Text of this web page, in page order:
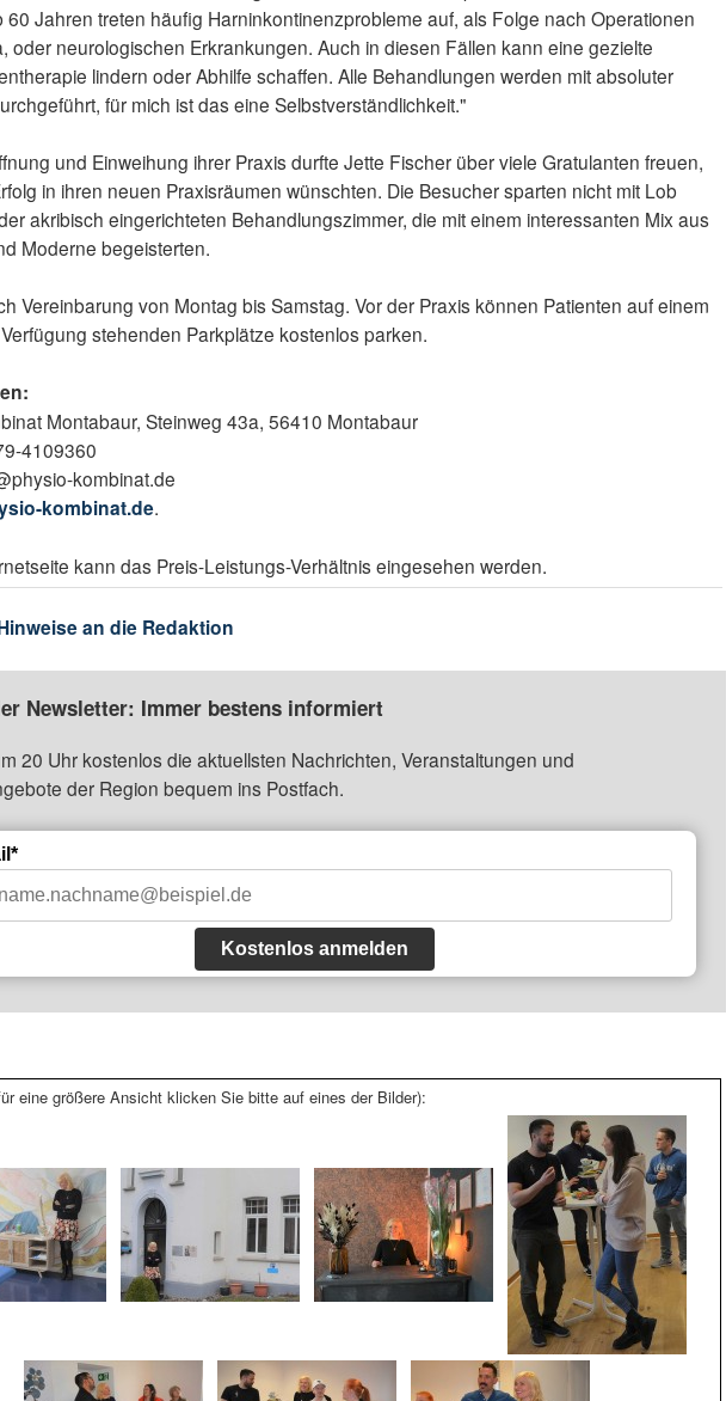
60 Jahren treten häufig Harninkontinenzprobleme auf, als Folge nach Operationen
oder neurologischen Erkrankungen. Auch in diesen Fällen kann eine gezielte
lindern oder Abhilfe schaffen. Alle Behandlungen werden mit absoluter
für mich ist das eine Selbstverständlichkeit."
und Einweihung ihrer Praxis durfte Jette Fischer über viele Gratulanten freuen,
in ihren neuen Praxisräumen wünschten. Die Besucher sparten nicht mit Lob
akribisch eingerichteten Behandlungszimmer, die mit einem interessanten Mix aus
Moderne begeisterten.
Vereinbarung von Montag bis Samstag. Vor der Praxis können Patienten auf einem
stehenden Parkplätze kostenlos parken.
Montabaur, Steinweg 43a, 56410 Montabaur
4109360
kombinat.de
kombinat.de.
kann das Preis-Leistungs-Verhältnis eingesehen werden.
an die Redaktion
Newsletter: Immer bestens informiert
20 Uhr kostenlos die aktuellsten Nachrichten, Veranstaltungen und
der Region bequem ins Postfach.
Kostenlos anmelden
eine größere Ansicht klicken Sie bitte auf eines der Bilder):